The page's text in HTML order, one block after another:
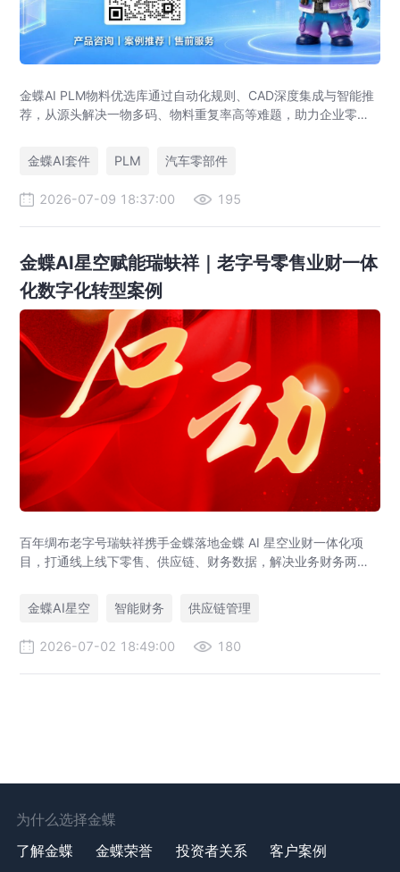
金蝶AI PLM物料优选库通过自动化规则、CAD深度集成与智能推
荐，从源头解决一物多码、物料重复率高等难题，助力企业零部
金蝶AI套件
PLM 汽车零部件
2026-07-09 18:37:00 195
金蝶AI星空赋能瑞蚨祥｜老字号零售业财一体
化数字化转型案例
百年绸布老字号瑞蚨祥携手金蝶落地金蝶 AI 星空业财一体化项
目，打通线上线下零售、供应链、财务数据，解决业务财务两张
金蝶AI星空
智能财务 供应链管理
2026-07-02 18:49:00 180
为什么选择金蝶
了解金蝶
金蝶荣誉 投资者关系 客户案例